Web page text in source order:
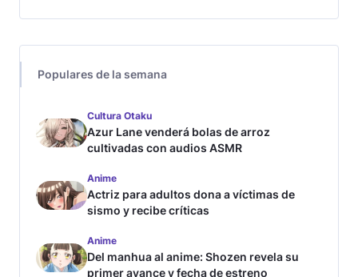
Populares de la semana
Cultura Otaku
Azur Lane venderá bolas de arroz
cultivadas con audios ASMR
Anime
Actriz para adultos dona a víctimas de
sismo y recibe críticas
Anime
Del manhua al anime: Shozen revela su
primer avance y fecha de estreno